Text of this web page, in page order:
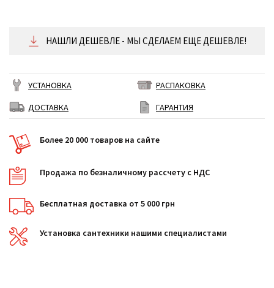
НАШЛИ ДЕШЕВЛЕ - МЫ СДЕЛАЕМ ЕЩЕ ДЕШЕВЛЕ!
УСТАНОВКА
РАСПАКОВКА
ДОСТАВКА
ГАРАНТИЯ
Более 20 000 товаров на сайте
Продажа по безналичному рассчету с НДС
Бесплатная доставка от 5 000 грн
Установка сантехники нашими специалистами